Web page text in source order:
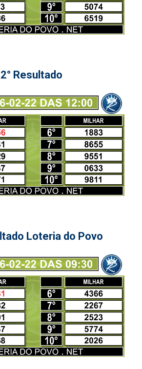
2° Resultado
Loteria do Povo